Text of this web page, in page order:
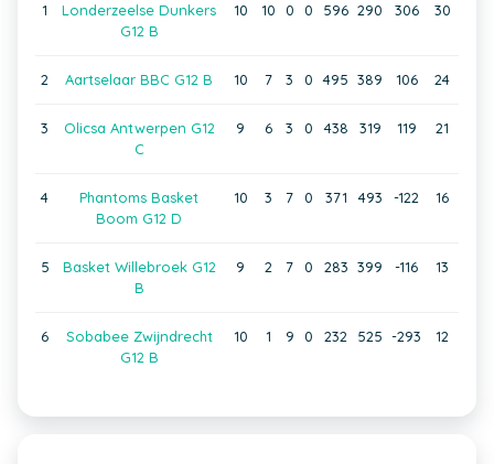
1
Londerzeelse Dunkers
G12 B
10 10 0 0 596 290 306 30
2 Aartselaar BBC G12 B 10 7 3 0 495 389 106 24
3
Olicsa Antwerpen G12
C
9 6 3 0 438 319 119 21
4
Phantoms Basket
Boom G12 D
10 3 7 0 371 493 -122 16
5
Basket Willebroek G12
B
9 2 7 0 283 399 -116 13
6
Sobabee Zwijndrecht
G12 B
10 1 9 0 232 525 -293 12